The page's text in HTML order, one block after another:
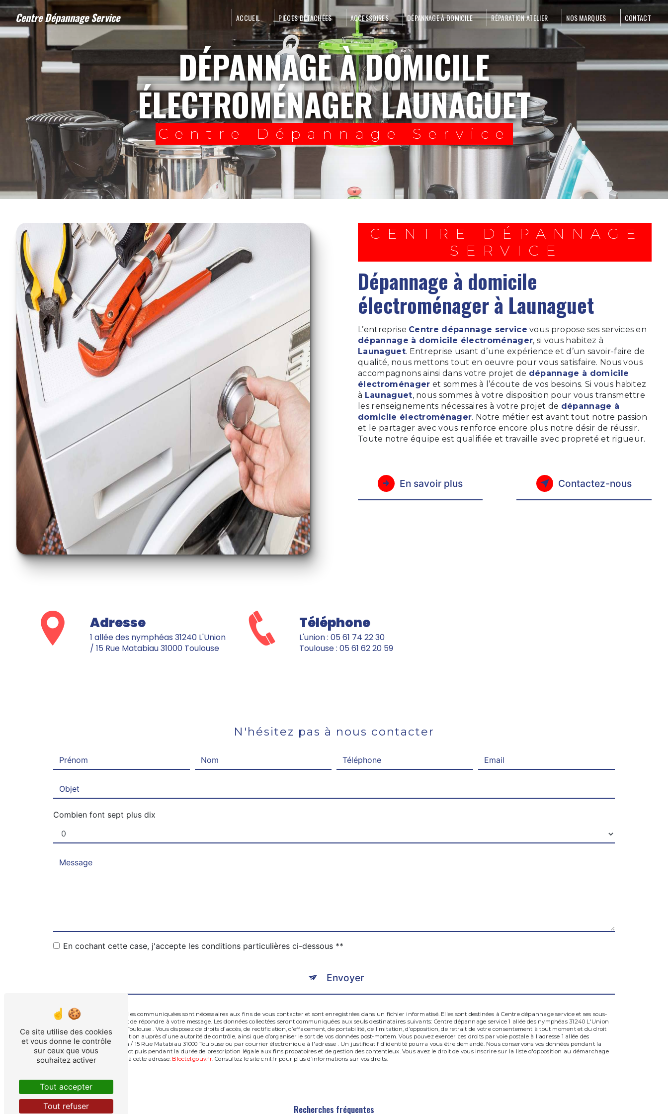
Centre Dépannage Service ACCUEIL PIÈCES DÉTACHÉES ACCESSOIRES DÉPANNAGE À DOMICILE RÉPARATION ATELIER NOS MARQUES CONTACT
DÉPANNAGE À DOMICILE
ÉLECTROMÉNAGER LAUNAGUET
Centre Dépannage Service
CENTRE DÉPANNAGE
SERVICE
dépannage à domicile
électroménager à Launaguet
L’entreprise Centre dépannage service vous propose ses services en
dépannage à domicile électroménager, si vous habitez à
Launaguet. Entreprise usant d’une expérience et d’un savoir-faire de
qualité, nous mettons tout en oeuvre pour vous satisfaire. Nous vous
accompagnons ainsi dans votre projet de dépannage à domicile
électroménager et sommes à l’écoute de vos besoins. Si vous habitez
à Launaguet, nous sommes à votre disposition pour vous transmettre
les renseignements nécessaires à votre projet de dépannage à
domicile électroménager. Notre métier est avant tout notre passion
et le partager avec vous renforce encore plus notre désir de réussir.
Toute notre équipe est qualifiée et travaille avec propreté et rigueur.
En savoir plus Contactez-nous
Adresse
1 allée des nymphéas 31240 L'Union
/ 15 Rue Matabiau 31000 Toulouse
Téléphone
L'union : 05 61 74 22 30
Toulouse : 05 61 62 20 59
N'hésitez pas à nous contacter
Combien font sept plus dix
En cochant cette case, j'accepte les conditions particulières ci-dessous **
Envoyer
** Les données personnelles communiquées sont nécessaires aux fins de vous contacter et sont enregistrées dans un fichier informatisé. Elles sont destinées à Centre dépannage service et ses sous-
traitants dans le seul but de répondre à votre message. Les données collectées seront communiquées aux seuls destinataires suivants: Centre dépannage service 1 allée des nymphéas 31240 L'Union
/ 15 Rue Matabiau 31000 Toulouse . Vous disposez de droits d’accès, de rectification, d’effacement, de portabilité, de limitation, d’opposition, de retrait de votre consentement à tout moment et du droit
d’introduire une réclamation auprès d’une autorité de contrôle, ainsi que d’organiser le sort de vos données post-mortem. Vous pouvez exercer ces droits par voie postale à l'adresse 1 allée des
nymphéas 31240 L'Union / 15 Rue Matabiau 31000 Toulouse ou par courrier électronique à l'adresse . Un justificatif d'identité pourra vous être demandé. Nous conservons vos données pendant la
période de prise de contact puis pendant la durée de prescription légale aux fins probatoires et de gestion des contentieux. Vous avez le droit de vous inscrire sur la liste d'opposition au démarchage
téléphonique, disponible à cette adresse:
Bloctel.gouv.fr. Consultez le site cnil.fr pour plus d’informations sur vos droits.
Recherches fréquentes
Panneau de gestion des cookies
Ce site utilise des cookies
et vous donne le contrôle
sur ceux que vous
souhaitez activer
Tout accepter
Tout refuser